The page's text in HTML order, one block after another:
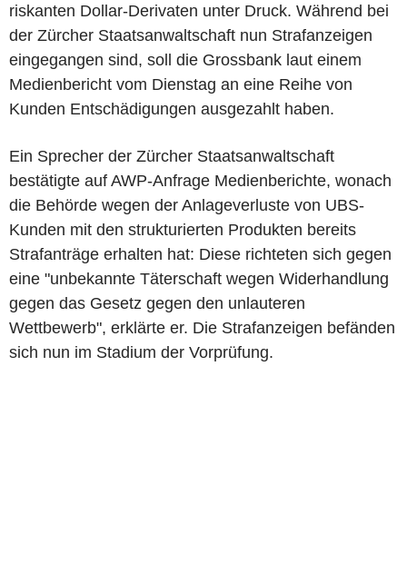
riskanten Dollar-Derivaten unter Druck. Während bei
der Zürcher Staatsanwaltschaft nun Strafanzeigen
eingegangen sind, soll die Grossbank laut einem
Medienbericht vom Dienstag an eine Reihe von
Kunden Entschädigungen ausgezahlt haben.
Ein Sprecher der Zürcher Staatsanwaltschaft
bestätigte auf AWP-Anfrage Medienberichte, wonach
die Behörde wegen der Anlageverluste von UBS-
Kunden mit den strukturierten Produkten bereits
Strafanträge erhalten hat: Diese richteten sich gegen
eine "unbekannte Täterschaft wegen Widerhandlung
gegen das Gesetz gegen den unlauteren
Wettbewerb", erklärte er. Die Strafanzeigen befänden
sich nun im Stadium der Vorprüfung.